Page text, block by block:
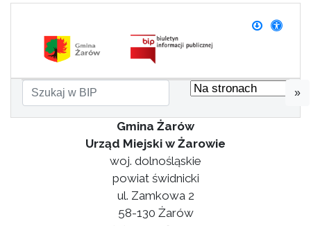
»
Gmina Żarów
Urząd Miejski w Żarowie
woj. dolnośląskie
powiat świdnicki
ul. Zamkowa 2
58-130 Żarów